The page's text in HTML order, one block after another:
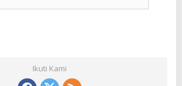
Ikuti Kami